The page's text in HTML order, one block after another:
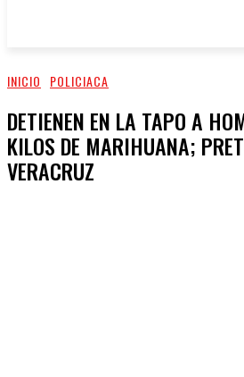
INICIO POLICIACA
DETIENEN EN LA TAPO A
KILOS DE MARIHUANA;
VERACRUZ